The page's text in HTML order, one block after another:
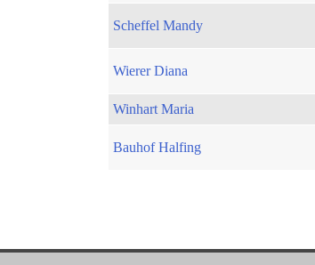
Scheffel Mandy
Wierer Diana
Winhart Maria
Bauhof Halfing